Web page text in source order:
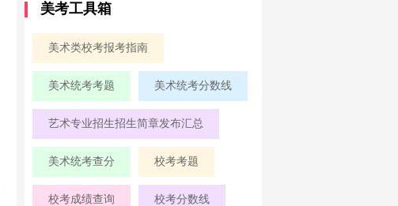
美考工具箱
美术类校考报考指南
美术统考考题 美术统考分数线
艺术专业招生招生简章发布汇总
美术统考查分 校考考题
校考成绩查询 校考分数线